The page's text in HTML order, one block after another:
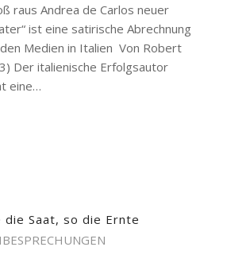
raus Andrea de Carlos neuer
ist eine satirische Abrechnung
Medien in Italien Von Robert
Der italienische Erfolgsautor
eine…
die Saat, so die Ernte